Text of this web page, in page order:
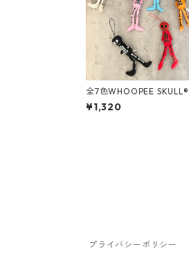
全7色WHOOPEE
IC /Sサイズ
¥1,320
プライバシーポリシー